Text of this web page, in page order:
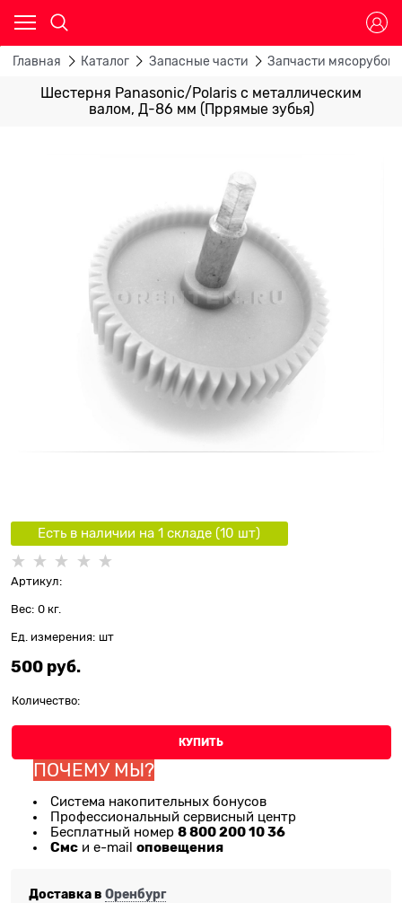
Главная Каталог Запасные части Запчасти мясорубок
Шестерня Panasonic/Polaris с металлическим
валом, Д-86 мм (Пррямые зубья)
Есть в наличии на 1 складe (10 шт)
Артикул:
Вес: 0 кг.
Ед. измерения: шт
500 руб.
Количество:
КУПИТЬ
ПОЧЕМУ МЫ?
Система накопительных бонусов
Профессиональный сервисный центр
Бесплатный номер 8 800 200 10 36
Смс и e-mail оповещения
Доставка в Оренбург